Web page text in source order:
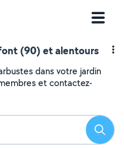
(90) et alentours
dans votre jardin
et contactez-